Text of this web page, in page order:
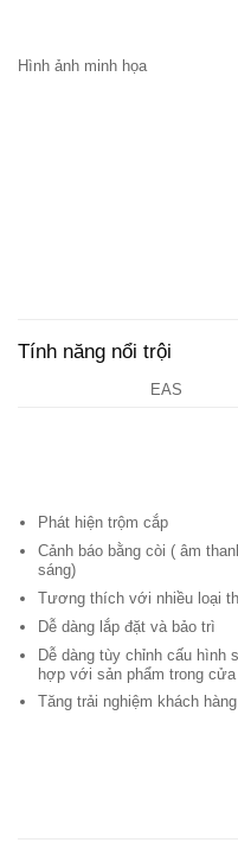
Hình ảnh minh họa
Tính năng nổi trội
EAS
Phát hiện trộm cắp
Cảnh báo bằng còi ( âm
sáng)
Tương thích với nhiều loại
Dễ dàng lắp đặt và bảo trì
Dễ dàng tùy chỉnh cấu hình
hợp với sản phẩm trong cửa
Tăng trải nghiệm khách hàng